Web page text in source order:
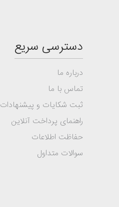
دسترسی سریع
درباره ما
تماس با ما
ثبت شکایات و پیشنهادات
راهنمای پرداخت آنلاین
حفاظت اطلاعات
سوالات متداول